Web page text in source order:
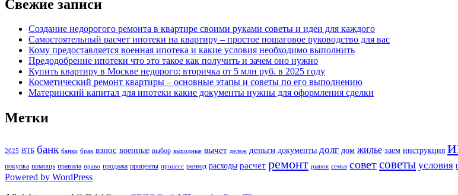
Свежие записи
Создание недорогого ремонта в квартире своими руками советы и идеи для каждого
Самостоятельный расчет ипотеки на квартиру – простое пошаговое руководство для вас
Кому предоставляется военная ипотека и какие условия необходимо выполнить
Предодобрение ипотеки что это такое как получить и зачем оно нужно
Купить квартиру в Москве недорого: вторичка от 5 млн руб. в 2025 году
Косметический ремонт квартиры – основные этапы и советы по его выполнению
Материнский капитал для ипотеки какие документы нужны для оформления сделки
Метки
2025 ВТБ банк банки брак взнос военные выбор выходные вычет дележ деньги документы долг дом жилье заем инструкция
покупка помощь правила право продажа проценты процесс развод расходы расчет ремонт рынок семья советсоветы условия
Powered by WordPress